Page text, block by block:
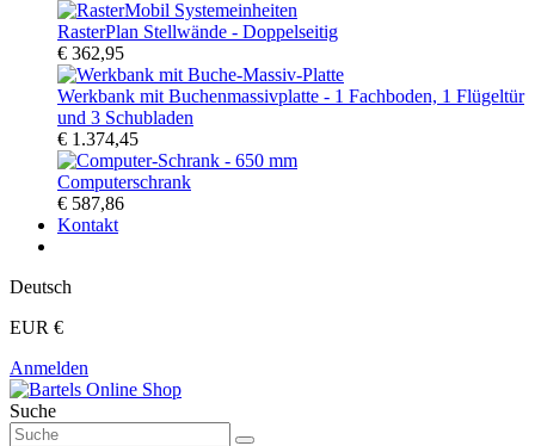
RasterPlan Stellwände - Doppelseitig
€ 362,95
Werkbank mit Buchenmassivplatte - 1 Fachboden, 1 Flügeltür
und 3 Schubladen
€ 1.374,45
Computerschrank
€ 587,86
Kontakt
Deutsch
EUR €
Anmelden
Suche